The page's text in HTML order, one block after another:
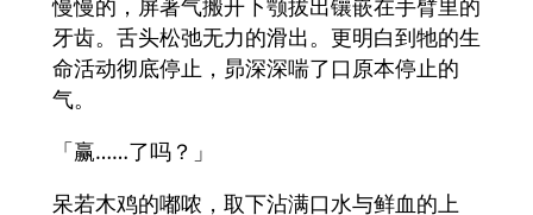
慢慢的，屏著气搬开下颚拔出镶嵌在手臂里的
牙齿。舌头松弛无力的滑出。更明白到牠的生
命活动彻底停止，昴深深喘了口原本停止的
气。
「赢……了吗？」
呆若木鸡的嘟哝，取下沾满口水与鲜血的上